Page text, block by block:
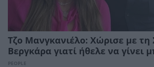
Τζο Μανγκανιέλο: Χώρισε με τη
Βεργκάρα γιατί ήθελε να γίνει
PEOPLE